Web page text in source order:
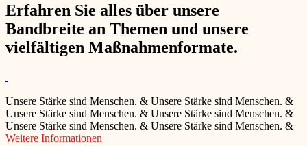
Erfahren Sie alles über unsere
Bandbreite an Themen und unsere
vielfältigen Maßnahmenformate.
Unsere Stärke sind Menschen. & Unsere Stärke sind Menschen. &
Unsere Stärke sind Menschen. & Unsere Stärke sind Menschen. &
Unsere Stärke sind Menschen. & Unsere Stärke sind Menschen. &
Weitere Informationen